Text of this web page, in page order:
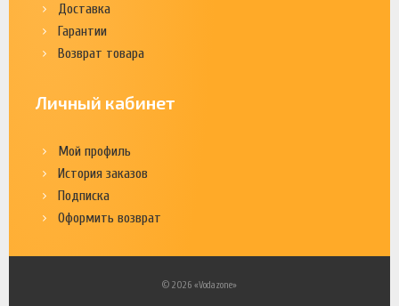
Доставка
Гарантии
Возврат товара
Личный кабинет
Мой профиль
История заказов
Подписка
Оформить возврат
© 2026 «Vodazone»